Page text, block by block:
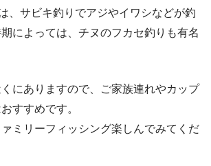
、サビキ釣りでアジやイワシなどが釣
によっては、チヌのフカセ釣りも有名
にありますので、ご家族連れやカップ
すすめです。
ミリーフィッシング楽しんでみてくだ